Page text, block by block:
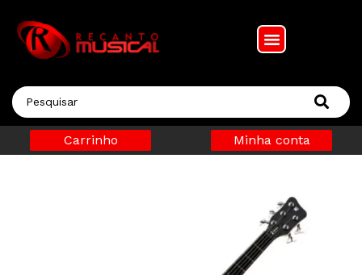
Carrinho Minha conta